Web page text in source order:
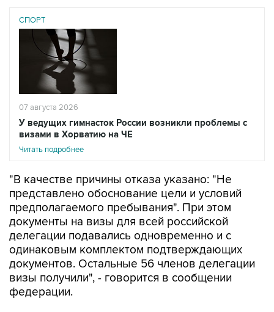
07 августа 2026
У ведущих гимнасток России возникли проблемы с
визами в Хорватию на ЧЕ
Читать подробнее
"В качестве причины отказа указано: "Не
предполагаемого пребывания". При этом
документы на визы для всей российской
делегации подавались одновременно и с
одинаковым комплектом подтверждающих
документов. Остальные 56 членов делегации
визы получили", - говорится в сообщении
федерации.
В организации расценили решение Хорватии